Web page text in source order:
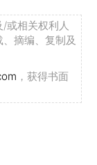
或相关权利人
摘编、复制及
，获得书面